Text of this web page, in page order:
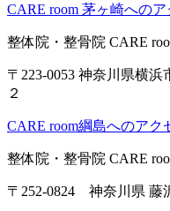
CARE room 茅ヶ崎へのア
整体院・整骨院 CARE
〒223-0053 神奈川県横
２
CARE room綱島へのアク
整体院・整骨院 CARE
〒252-0824 神奈川県 藤